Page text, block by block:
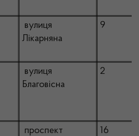
вулиця
Лікарняна
9
вулиця
Благовісна
2
проспект
16